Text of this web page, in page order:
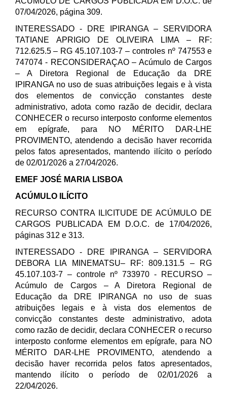
07/04/2026, página 309.
INTERESSADO - DRE IPIRANGA – SERVIDORA
TATIANE APRIGIO DE OLIVEIRA LIMA – RF:
712.625.5 – RG 45.107.103-7 – controles nº 747553 e
747074 - RECONSIDERAÇAO – Acúmulo de Cargos
– A Diretora Regional de Educação da DRE
IPIRANGA no uso de suas atribuições legais e à vista
dos elementos de convicção constantes deste
administrativo, adota como razão de decidir, declara
CONHECER o recurso interposto conforme elementos
em epígrafe, para NO MÉRITO DAR-LHE
PROVIMENTO, atendendo a decisão haver recorrida
pelos fatos apresentados, mantendo ilícito o período
de 02/01/2026 a 27/04/2026.
EMEF JOSÉ MARIA LISBOA
ACÚMULO ILÍCITO
RECURSO CONTRA ILICITUDE DE ACÚMULO DE
CARGOS PUBLICADA EM D.O.C. de 17/04/2026,
páginas 312 e 313.
INTERESSADO - DRE IPIRANGA – SERVIDORA
DEBORA LIA MINEMATSU– RF: 809.131.5 – RG
45.107.103-7 – controle nº 733970 - RECURSO –
Acúmulo de Cargos – A Diretora Regional de
Educação da DRE IPIRANGA no uso de suas
atribuições legais e à vista dos elementos de
convicção constantes deste administrativo, adota
como razão de decidir, declara CONHECER o recurso
interposto conforme elementos em epígrafe, para NO
MÉRITO DAR-LHE PROVIMENTO, atendendo a
decisão haver recorrida pelos fatos apresentados,
mantendo ilícito o período de 02/01/2026 a
22/04/2026.